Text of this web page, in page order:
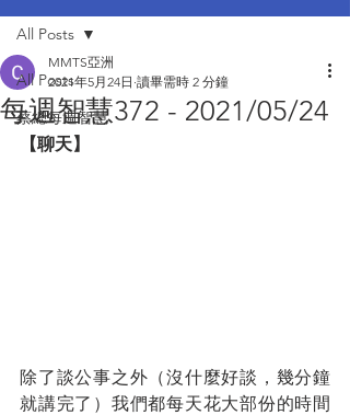
All Posts
蔡總每週智慧
All Posts
每週智慧372 - 2021/05/24
MMTS亞洲
2021年5月24日 讀畢需時 2 分鐘
【聊天】
除了談公事之外（沒什麼好談，幾分鐘
就講完了）我們都每天花大部份的時間